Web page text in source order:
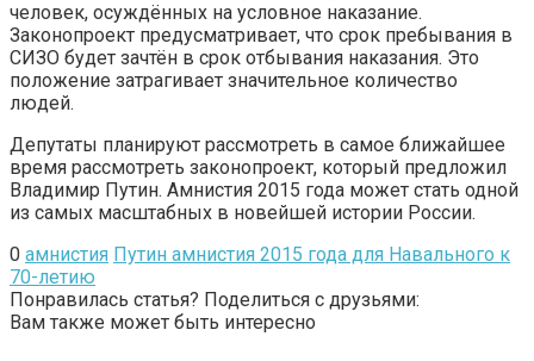
человек, осуждённых на условное наказание.
Законопроект предусматривает, что срок пребывания в
СИЗО будет зачтён в срок отбывания наказания. Это
положение затрагивает значительное количество
людей.
Депутаты планируют рассмотреть в самое ближайшее
время рассмотреть законопроект, который предложил
Владимир Путин. Амнистия 2015 года может стать одной
из самых масштабных в новейшей истории России.
0 амнистия Путин амнистия 2015 года для Навального к
70-летию
Понравилась статья? Поделиться с друзьями:
Вам также может быть интересно